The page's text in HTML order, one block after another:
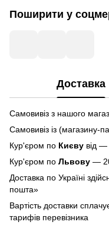
Поширити у
Доставка
Самовивіз з нашого
Самовивіз із (магазину-
Кур'єром по Києву від —
Кур'єром по Львову —
Доставка по Україні
пошта»
Вартість доставки
тарифів перевізника